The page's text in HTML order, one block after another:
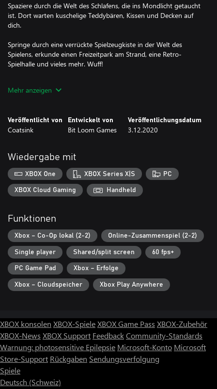
Spaziere durch die Welt des Schlafens, die ins Mondlicht getaucht
ist. Dort warten kuschelige Teddybären, Kissen und Decken auf
dich.
Springe durch eine verrückte Spielzeugkiste in der Welt des
Spielens, erkunde einen Freizeitpark am Strand, eine Retro-
Spielhalle und vieles mehr. Wuff!
teilen möchtest, Rot und Blau sind im lokalem und online Coop-
Mehr anzeigen
Veröffentlicht von
Coatsink
Entwickelt von
Bit Loom Games
Veröffentlichungsdatum
3.12.2020
Wiedergabe mit
XBOX One XBOX Series X|S PC
XBOX Cloud Gaming Handheld
Funktionen
Xbox – Co-Op lokal (2-2) Online-Zusammenspiel (2-2)
Single player Shared/split screen 60 fps+
PC Game Pad Xbox – Erfolge
Xbox – Cloudspeicher Xbox Play Anywhere
XBOX konsolen XBOX-SpieleXBOX Game Pass XBOX-Zubehör
XBOX-News XBOX Support FeedbackCommunity-Standards
Warnung: photosensitive Epilepsie Microsoft-Konto Microsoft
Store-Support Rückgaben Sendungsverfolgung
Spiele
Deutsch (Schweiz)